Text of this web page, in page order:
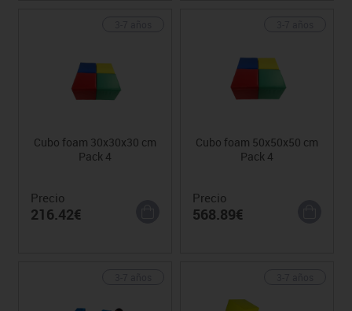
Cubo foam 30x30x30 cm
Pack 4
Precio
216.42€
Cubo foam 50x50x50 cm
Pack 4
Precio
568.89€